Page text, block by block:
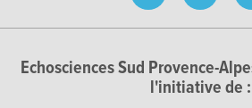
Echosciences Sud Provence-
l'initiative de :